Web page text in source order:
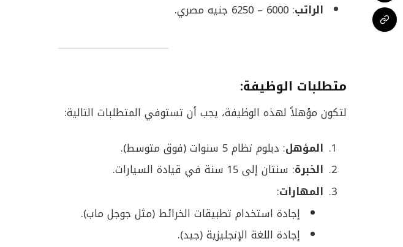
الراتب: 6000 – 6250 جنيه مصري.
متطلبات الوظيفة:
لتكون مؤهلاً لهذه الوظيفة، يجب أن تستوفي المتطلبات التالية:
المؤهل: دبلوم نظام 5 سنوات (فوق متوسط).
الخبرة: سنتان إلى 15 سنة في قيادة السيارات.
المهارات:
إجادة استخدام تطبيقات الخرائط (مثل جوجل ماب).
إجادة اللغة الإنجليزية (جيد).